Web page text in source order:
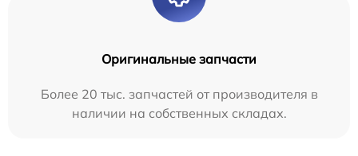
Оригинальные запчасти
Более 20 тыс. запчастей от производителя в
наличии на собственных складах.